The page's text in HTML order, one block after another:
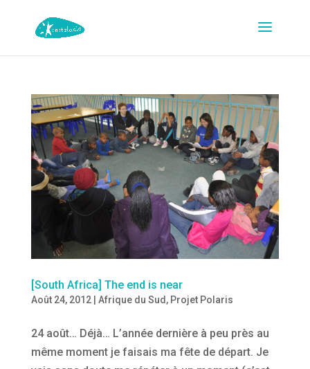
[South Africa] The end is near
Août 24, 2012| Afrique du Sud , Projet Polaris
24 août… Déjà… L’année dernière à peu près au
même moment je faisais ma fête de départ. Je